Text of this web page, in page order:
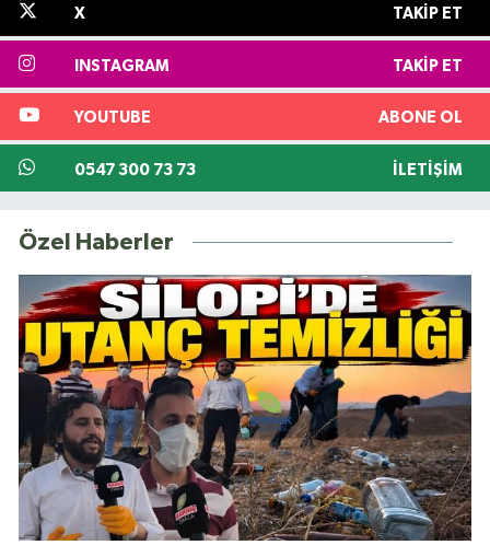
X TAKIP ET
INSTAGRAM TAKIP ET
YOUTUBE ABONE OL
0547 300 73 73 İLETIŞIM
Özel Haberler